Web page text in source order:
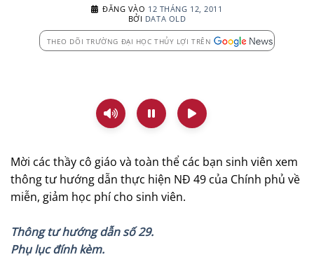
ĐĂNG VÀO 12 THÁNG 12, 2011
BỞI DATA OLD
THEO DÕI TRƯỜNG ĐẠI HỌC THỦY LỢI TRÊN
Mời các thầy cô giáo và toàn thể các bạn sinh viên xem
thông tư hướng dẫn thực hiện NĐ 49 của Chính phủ về
miễn, giảm học phí cho sinh viên.
Thông tư hướng dẫn số 29.
Phụ lục đính kèm.